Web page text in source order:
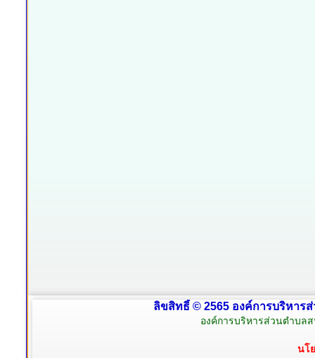
ลิขสิทธิ์ © 2565 องค์การบริหาร
องค์การบริหารส่วนตำบล
นโ